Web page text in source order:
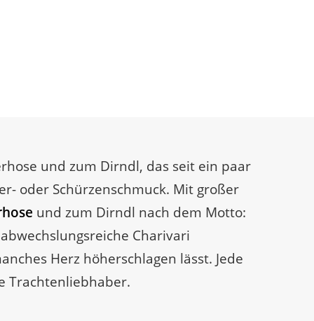
und zum Dirndl, das seit ein paar
oder Schürzenschmuck. Mit großer
und zum Dirndl nach dem Motto:
Charivari
Herz höherschlagen lässt. Jede
Trachtenliebhaber.